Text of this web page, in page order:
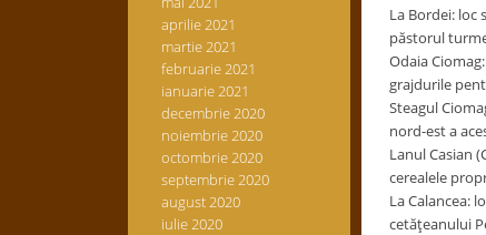
aprilie 2021
martie 2021
februarie 2021
ianuarie 2021
decembrie 2020
noiembrie 2020
octombrie 2020
septembrie 2020
august 2020
iulie 2020
La Bordei: loc
păstorul
Odaia
grajdurile
Steagul
nord-est a
Lanul Casian
cerealele
La Calancea:
cetăţeanului